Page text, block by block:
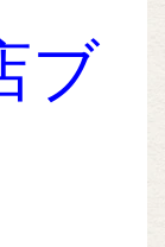
ブ